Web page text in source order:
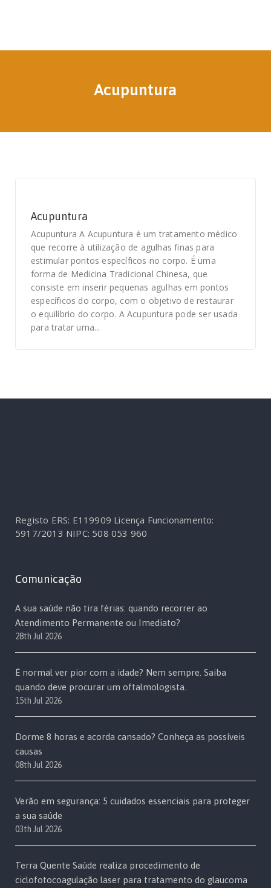
Acupuntura
Acupuntura
Acupuntura A Acupuntura é um tratamento médico
que recorre à utilização de agulhas finas para
estimular pontos específicos no corpo. É uma
forma de Medicina Tradicional Chinesa, que
consiste em inserir pequenas agulhas em pontos
específicos do corpo, com o objetivo de restaurar
o equilíbrio do corpo. A Acupuntura pode ser usada
para tratar uma...
Registo ERS: E119909 Licença Funcionamento:
5917/2013 NIPC: 508 053 960
Comunicação
A sua saúde não tira férias: quando recorrer ao
Atendimento Permanente ou Imediato?
28th Jul 2026
É normal ver pior com a idade? Nem sempre. Saiba
quando deve procurar um oftalmologista.
15th Jul 2026
Dorme 8 horas e acorda cansado? Conheça as possíveis
causas
08th Jul 2026
Verão em segurança: 5 cuidados essenciais para proteger
a sua saúde
03th Jul 2026
Terra Quente Saúde realiza procedimento de
ciclofotocoagulação laser para tratamento do glaucoma